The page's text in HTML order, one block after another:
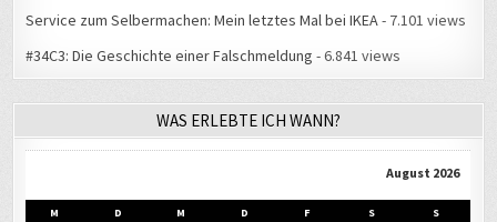
Service zum Selbermachen: Mein letztes Mal bei IKEA- 7.101 views
#34C3: Die Geschichte einer Falschmeldung - 6.841 views
WAS ERLEBTE ICH WANN?
August 2026
M D M D F S S